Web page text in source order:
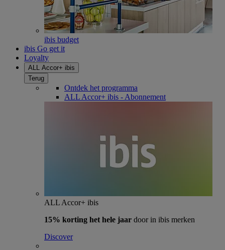
ibis budget
ibis Go get it
Loyalty
ALL Accor+ ibis
Terug
Ontdek het programma
ALL Accor+ ibis - Abonnement
ALL Accor+ ibis
15% korting het hele jaar door in ibis merken
Discover